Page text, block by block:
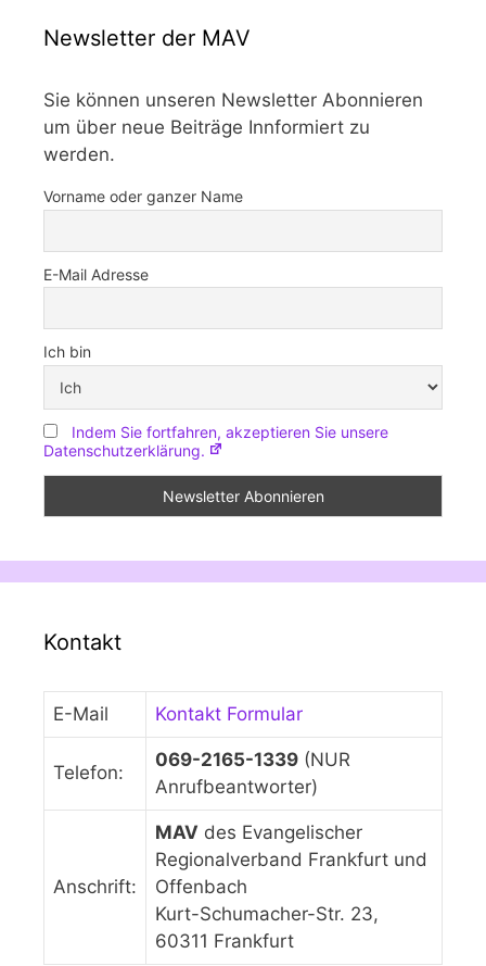
Newsletter der MAV
Sie können unseren Newsletter Abonnieren
um über neue Beiträge Innformiert zu
werden.
Vorname oder ganzer Name
E-Mail Adresse
Ich bin
Indem Sie fortfahren, akzeptieren Sie unsere
Datenschutzerklärung.
Kontakt
E-Mail Kontakt Formular
Telefon:
069-2165-1339 (NUR
Anrufbeantworter)
Anschrift:
MAV des Evangelischer
Regionalverband Frankfurt und
Offenbach
Kurt-Schumacher-Str. 23,
60311 Frankfurt